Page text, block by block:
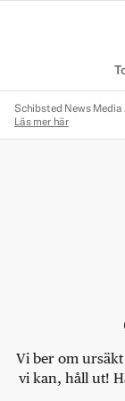
Schibsted News
Läs mer här
Vi ber om
vi kan, håll ut!